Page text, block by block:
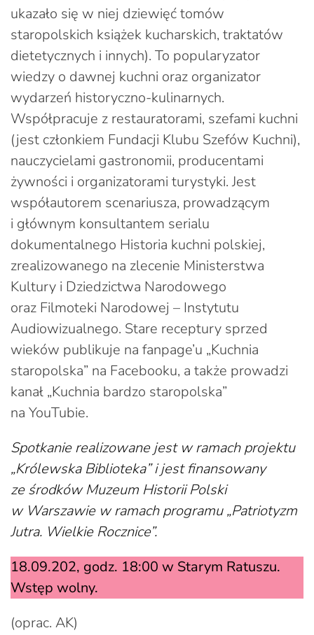
ukazało się w niej dziewięć tomów
staropolskich książek kucharskich, traktatów
dietetycznych i innych). To popularyzator
wiedzy o dawnej kuchni oraz organizator
wydarzeń historyczno-kulinarnych.
Współpracuje z restauratorami, szefami kuchni
(jest członkiem Fundacji Klubu Szefów Kuchni),
nauczycielami gastronomii, producentami
żywności i organizatorami turystyki. Jest
współautorem scenariusza, prowadzącym
i głównym konsultantem serialu
dokumentalnego Historia kuchni polskiej,
zrealizowanego na zlecenie Ministerstwa
Kultury i Dziedzictwa Narodowego
oraz Filmoteki Narodowej – Instytutu
Audiowizualnego. Stare receptury sprzed
wieków publikuje na fanpage’u „Kuchnia
staropolska” na Facebooku, a także prowadzi
kanał „Kuchnia bardzo staropolska”
na YouTubie.
Spotkanie realizowane jest w ramach projektu
„Królewska Biblioteka” i jest finansowany
ze środków Muzeum Historii Polski
w Warszawie w ramach programu „Patriotyzm
Jutra. Wielkie Rocznice”.
18.09.202, godz. 18:00 w Starym Ratuszu.
Wstęp wolny.
(oprac. AK)